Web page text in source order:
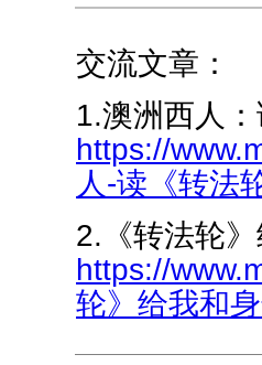
交流文章：
1.澳洲西人
https://
人-读《转法
2.《转法轮
https://
轮》给我和